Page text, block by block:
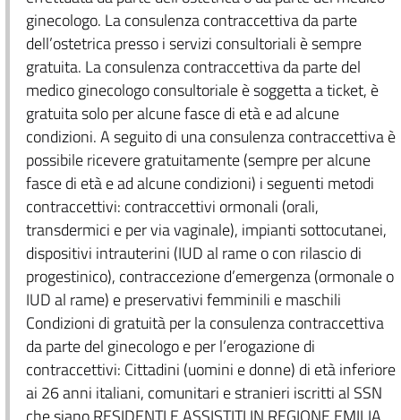
ginecologo. La consulenza contraccettiva da parte
dell’ostetrica presso i servizi consultoriali è sempre
gratuita. La consulenza contraccettiva da parte del
medico ginecologo consultoriale è soggetta a ticket, è
gratuita solo per alcune fasce di età e ad alcune
condizioni. A seguito di una consulenza contraccettiva è
possibile ricevere gratuitamente (sempre per alcune
fasce di età e ad alcune condizioni) i seguenti metodi
contraccettivi: contraccettivi ormonali (orali,
transdermici e per via vaginale), impianti sottocutanei,
dispositivi intrauterini (IUD al rame o con rilascio di
progestinico), contraccezione d’emergenza (ormonale o
IUD al rame) e preservativi femminili e maschili
Condizioni di gratuità per la consulenza contraccettiva
da parte del ginecologo e per l’erogazione di
contraccettivi: Cittadini (uomini e donne) di età inferiore
ai 26 anni italiani, comunitari e stranieri iscritti al SSN